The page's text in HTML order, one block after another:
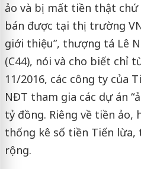
ảo và bị mất tiền thật chứ
bán được tại thị trường
giới thiệu”, thượng tá Lê
(C44), nói và cho biết chỉ
11/2016, các công ty của
NĐT tham gia các dự án
tỷ đồng. Riêng về tiền ảo,
thống kê số tiền Tiến lừa,
rộng.